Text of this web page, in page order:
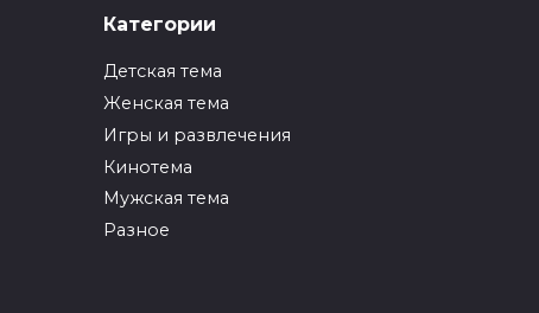
Как упаковать вещи
0
Как вырастить ананас
из верхушки в
Категории
Детская тема
Женская тема
Игры и развлечения
Кинотема
Мужская тема
Разное